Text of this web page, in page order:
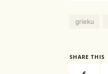
grieku
SHARE THIS